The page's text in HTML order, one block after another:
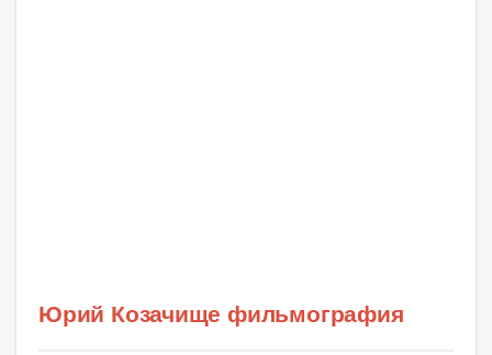
Юрий Козачище фильмография